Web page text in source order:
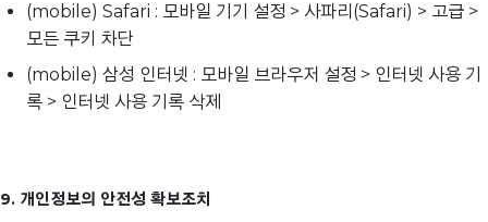
(mobile) Safari : 모바일 기기 설정 > 사파리(Safari) > 고급 >
모든 쿠키 차단
(mobile) 삼성 인터넷 : 모바일 브라우저 설정 > 인터넷 사용 기
록 > 인터넷 사용 기록 삭제
9. 개인정보의 안전성 확보조치